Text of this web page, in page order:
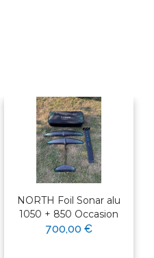
NORTH Foil Sonar alu
1050 + 850 Occasion
700,00 €